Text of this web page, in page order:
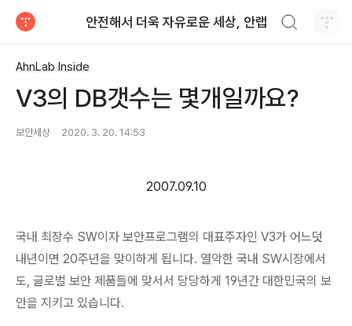
안전해서 더욱 자유로운 세상, 안랩
AhnLab Inside
V3의 DB갯수는 몇개일까요?
보안세상 2020. 3. 20. 14:53
2007.09.10
국내 최장수 SW이자 보안프로그램의 대표주자인 V3가 어느덧
내년이면 20주년을 맞이하게 됩니다. 열악한 국내 SW시장에서
도, 글로벌 보안 제품들에 맞서서 당당하게 19년간 대한민국의 보
안을 지키고 있습니다.